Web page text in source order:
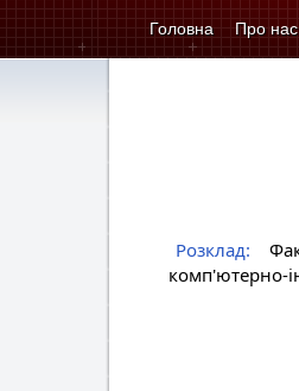
Головна Про нас
Розклад:
комп'ютерно-